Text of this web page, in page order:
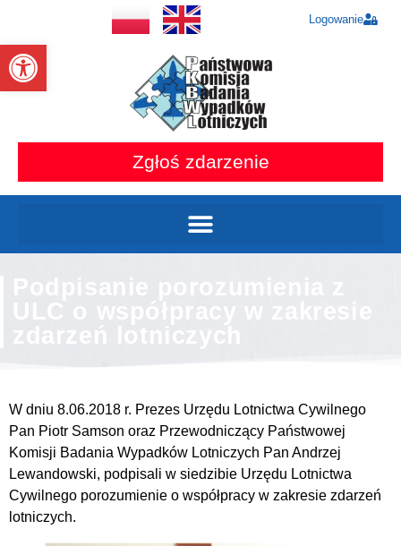
Otwórz pasek narzędzi
Logowanie
Zgłoś zdarzenie
ULC o współpracy w zakresie
zdarzeń lotniczych
W dniu 8.06.2018 r. Prezes Urzędu Lotnictwa Cywilnego
Pan Piotr Samson oraz Przewodniczący Państwowej
Komisji Badania Wypadków Lotniczych Pan Andrzej
Lewandowski, podpisali w siedzibie Urzędu Lotnictwa
Cywilnego porozumienie o współpracy w zakresie zdarzeń
lotniczych.